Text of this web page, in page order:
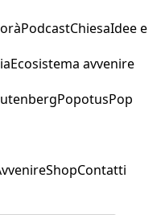
PodcastChiesaIdee e
Ecosistema avvenire
PopotusPop
ShopContatti